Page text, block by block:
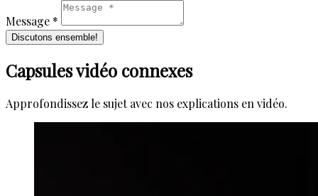
Message *
Discutons ensemble!
Capsules vidéo connexes
Approfondissez le sujet avec nos explications en vidéo.